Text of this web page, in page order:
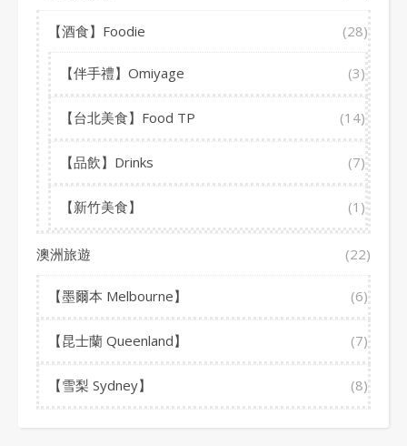
【酒食】Foodie (28)
【伴手禮】Omiyage (3)
【台北美食】Food TP (14)
【品飲】Drinks (7)
【新竹美食】 (1)
澳洲旅遊 (22)
【墨爾本 Melbourne】 (6)
【昆士蘭 Queenland】 (7)
【雪梨 Sydney】 (8)